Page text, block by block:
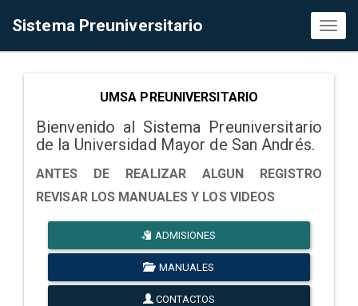
Sistema Preuniversitario
UMSA PREUNIVERSITARIO
Bienvenido al Sistema Preuniversitario
de la Universidad Mayor de San Andrés.
ANTES DE REALIZAR ALGUN REGISTRO
REVISAR LOS MANUALES Y LOS VIDEOS
ADMISIONES
MANUALES
CONTACTOS